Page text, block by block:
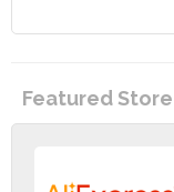
Featured Store